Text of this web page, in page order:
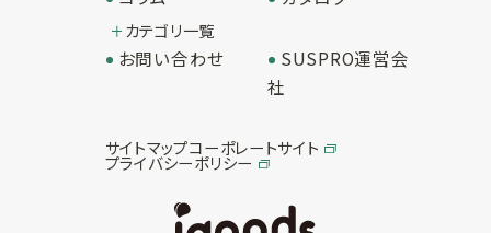
カテゴリ一覧
お問い合わせ
SUSPRO運営会
社
サイトマップコーポレートサイト
プライバシーポリシー